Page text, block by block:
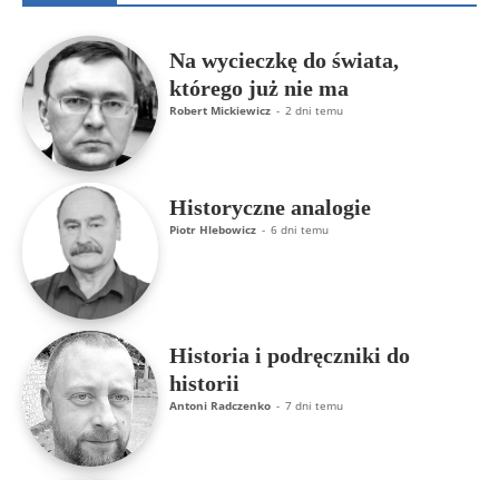
Na wycieczkę do świata,
którego już nie ma
Robert Mickiewicz - 2 dni temu
Historyczne analogie
Piotr Hlebowicz - 6 dni temu
Historia i podręczniki do
historii
Antoni Radczenko - 7 dni temu